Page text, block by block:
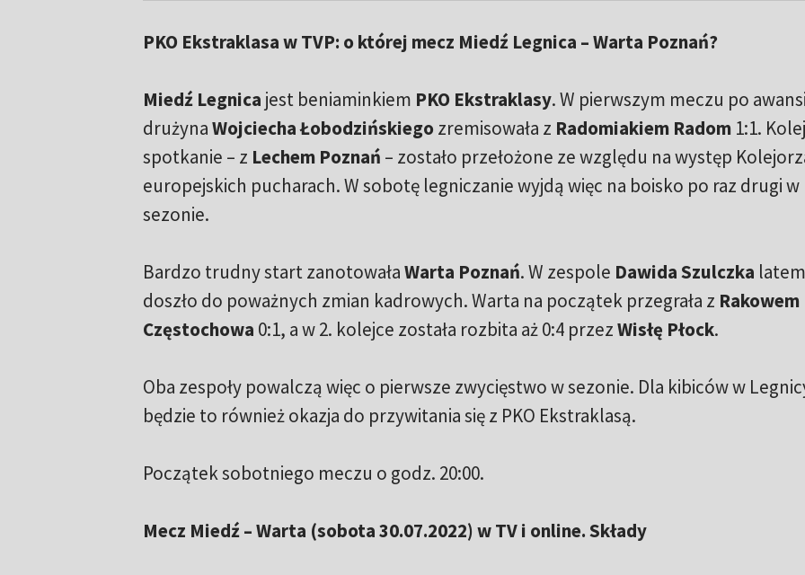
PKO Ekstraklasa w TVP: o której mecz Miedź Legnica – Warta Poznań?
Miedź Legnica jest beniaminkiem PKO Ekstraklasy. W pierwszym meczu po
drużynaWojciecha Łobodzińskiego zremisowała z Radomiakiem Radom1:1.
spotkanie – z Lechem Poznań – zostało przełożone ze względu na występ
europejskich pucharach. W sobotę legniczanie wyjdą więc na boisko po raz drugi w
sezonie.
Bardzo trudny start zanotowałaWarta Poznań. W zespole Dawida Szulczka latem
doszło do poważnych zmian kadrowych. Warta na początek przegrała z Rakowem
Częstochowa 0:1, a w 2. kolejce została rozbita aż 0:4 przezWisłę Płock.
Oba zespoły powalczą więc o pierwsze zwycięstwo w sezonie. Dla kibiców w
będzie to również okazja do przywitania się z PKO Ekstraklasą.
Początek sobotniego meczu o godz. 20:00.
Mecz Miedź – Warta (sobota 30.07.2022) w TV i online. Składy